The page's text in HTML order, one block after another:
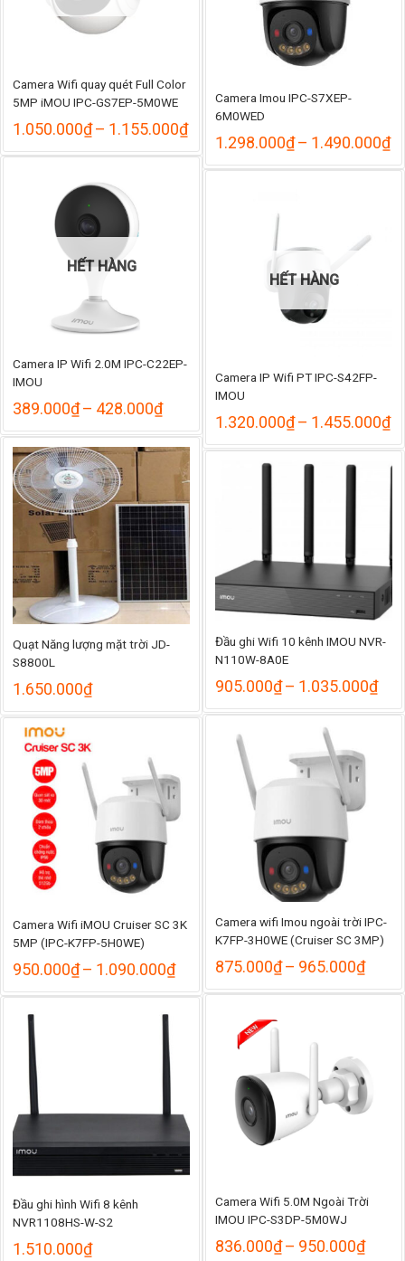
Camera Wifi quay quét Full Color
5MP iMOU IPC-GS7EP-5M0WE
1.050.000₫– 1.155.000₫Khoảng
từ
1.050.000₫
Camera Imou IPC-S7XEP-
6M0WED
1.298.000₫– 1.490.000₫
từ
HẾT HÀNG
Camera IP Wifi 2.0M IPC-C22EP-
IMOU
389.000₫– 428.000₫Khoảng
từ
389.000₫
đến
428.000₫
HẾT HÀNG
Camera IP Wifi PT IPC-S42FP-
IMOU
1.320.000₫– 1.455.000₫
từ
Quạt Năng lượng mặt trời JD-
S8800L
1.650.000₫
Đầu ghi Wifi 10 kênh IMOU NVR-
N110W-8A0E
905.000₫– 1.035.000₫
từ
Camera wifi Imou ngoài trời IPC-
K7FP-3H0WE (Cruiser SC 3MP)
875.000₫– 965.000₫
từ
Camera Wifi iMOU Cruiser SC 3K
5MP (IPC-K7FP-5H0WE)
950.000₫– 1.090.000₫Khoảng
từ
1.090.000₫
Camera Wifi 5.0M Ngoài Trời
IMOU IPC-S3DP-5M0WJ
836.000₫– 950.000₫
Đầu ghi hình Wifi 8 kênh
NVR1108HS-W-S2
1.510.000₫